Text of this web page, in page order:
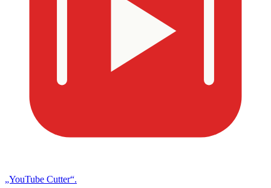
„YouTube Cutter“.